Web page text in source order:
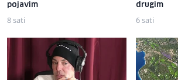
pojavim
8 sati
drugim
6 sati